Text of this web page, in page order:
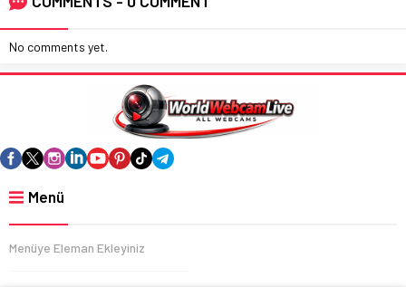
No comments yet.
Menü
Menüye Eleman Ekleyiniz